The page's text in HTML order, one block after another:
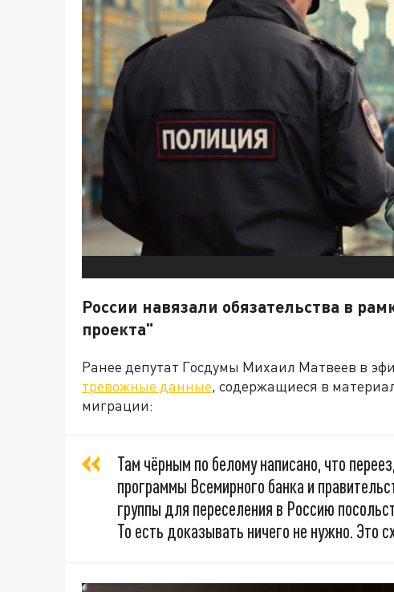
России навязали обязательства в
проекта"
Ранее депутат Госдумы Михаил Матвеев в
тревожные данные, содержащиеся в
миграции:
Там чёрным по белому написано, что
программы Всемирного банка и
группы для переселения в Россию
То есть доказывать ничего не нужно. Это